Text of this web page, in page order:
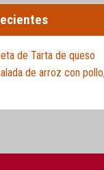
de Tarta de queso
de arroz con